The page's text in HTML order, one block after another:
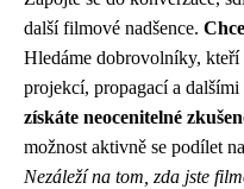
další filmové nadšence.
Hledáme dobrovolníky, kteří
projekcí, propagací a
získáte neocenitelné
možnost aktivně se podílet
Nezáleží na tom, zda jste